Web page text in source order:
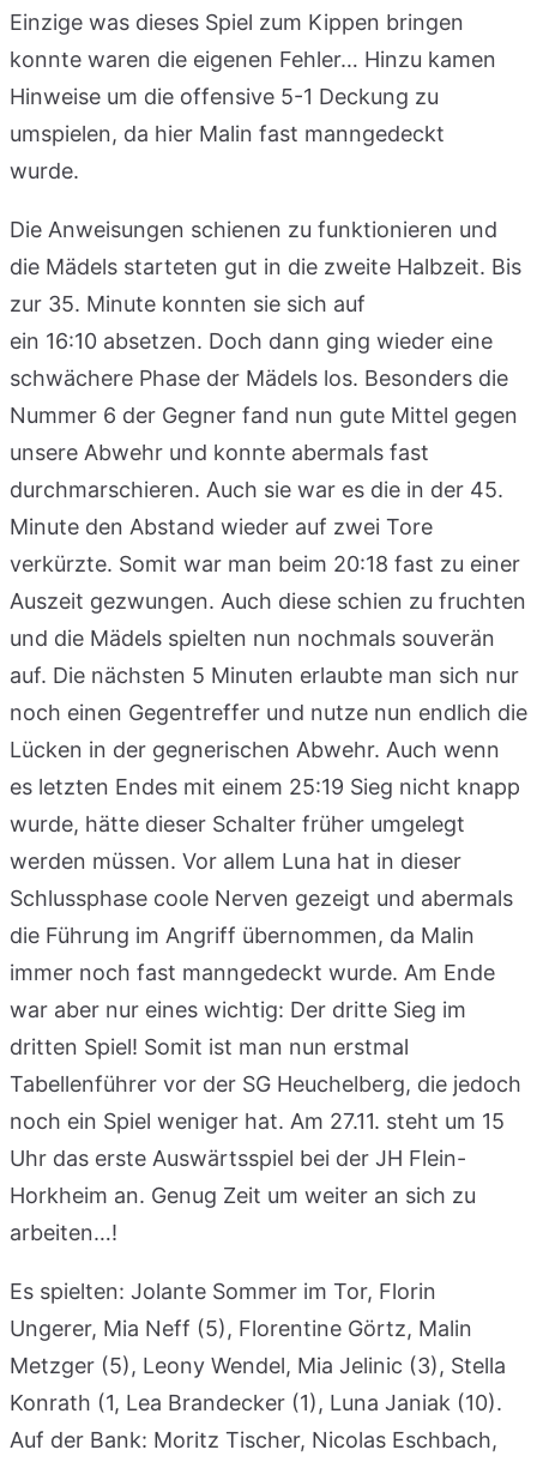
Einzige was dieses Spiel zum Kippen bringen
konnte waren die eigenen Fehler… Hinzu kamen
Hinweise um die offensive 5-1 Deckung zu
umspielen, da hier Malin fast manngedeckt
wurde.
Die Anweisungen schienen zu funktionieren und
die Mädels starteten gut in die zweite Halbzeit. Bis
zur 35. Minute konnten sie sich auf
ein 16:10 absetzen. Doch dann ging wieder eine
schwächere Phase der Mädels los. Besonders die
Nummer 6 der Gegner fand nun gute Mittel gegen
unsere Abwehr und konnte abermals fast
durchmarschieren. Auch sie war es die in der 45.
Minute den Abstand wieder auf zwei Tore
verkürzte. Somit war man beim 20:18 fast zu einer
Auszeit gezwungen. Auch diese schien zu fruchten
und die Mädels spielten nun nochmals souverän
auf. Die nächsten 5 Minuten erlaubte man sich nur
noch einen Gegentreffer und nutze nun endlich die
Lücken in der gegnerischen Abwehr. Auch wenn
es letzten Endes mit einem 25:19 Sieg nicht knapp
wurde, hätte dieser Schalter früher umgelegt
werden müssen. Vor allem Luna hat in dieser
Schlussphase coole Nerven gezeigt und abermals
die Führung im Angriff übernommen, da Malin
immer noch fast manngedeckt wurde. Am Ende
war aber nur eines wichtig: Der dritte Sieg im
dritten Spiel! Somit ist man nun erstmal
Tabellenführer vor der SG Heuchelberg, die jedoch
noch ein Spiel weniger hat. Am 27.11. steht um 15
Uhr das erste Auswärtsspiel bei der JH Flein-
Horkheim an. Genug Zeit um weiter an sich zu
arbeiten…!
Es spielten: Jolante Sommer im Tor, Florin
Ungerer, Mia Neff (5), Florentine Görtz, Malin
Metzger (5), Leony Wendel, Mia Jelinic (3), Stella
Konrath (1, Lea Brandecker (1), Luna Janiak (10).
Auf der Bank: Moritz Tischer, Nicolas Eschbach,